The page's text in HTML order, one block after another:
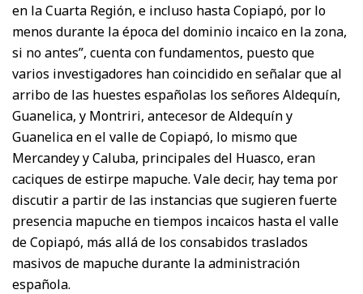
en la Cuarta Región, e incluso hasta Copiapó, por lo
menos durante la época del dominio incaico en la zona,
si no antes”, cuenta con fundamentos, puesto que
varios investigadores han coincidido en señalar que al
arribo de las huestes españolas los señores Aldequín,
Guanelica, y Montriri, antecesor de Aldequín y
Guanelica en el valle de Copiapó, lo mismo que
Mercandey y Caluba, principales del Huasco, eran
caciques de estirpe mapuche. Vale decir, hay tema por
discutir a partir de las instancias que sugieren fuerte
presencia mapuche en tiempos incaicos hasta el valle
de Copiapó, más allá de los consabidos traslados
masivos de mapuche durante la administración
española.